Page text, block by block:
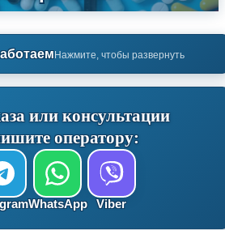
Нажмите, чтобы развернуть
или консультации
оператору:
WhatsApp Viber